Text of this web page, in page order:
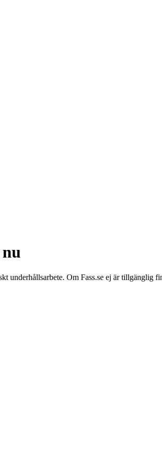
underhållsarbete. Om Fass.se ej är tillgänglig